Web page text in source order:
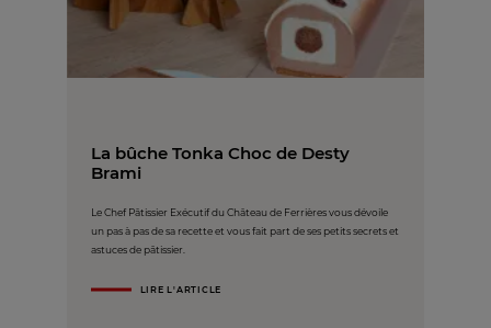
La bûche Tonka Choc de Desty
Brami
Le Chef Pâtissier Exécutif du Château de Ferrières vous dévoile
un pas à pas de sa recette et vous fait part de ses petits secrets et
astuces de pâtissier.
LIRE L'ARTICLE